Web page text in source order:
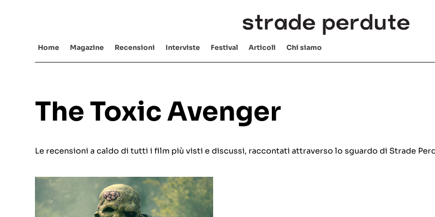
Home Magazine Recensioni Interviste Festival Articoli Chi siamo
The Toxic Avenger
Le recensioni a caldo di tutti i film più visti e discussi, raccontati attraverso lo sguardo di Strade